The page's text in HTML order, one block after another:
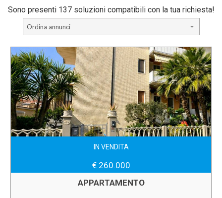
Sono presenti 137 soluzioni compatibili con la tua richiesta!
Ordina annunci
IN VENDITA
€ 260.000
APPARTAMENTO